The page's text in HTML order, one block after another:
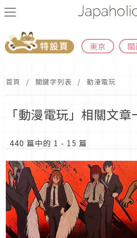
東京
首頁 關鍵字列表 動漫電玩
「動漫電玩」相關文章
440 篇中的 1 - 15 篇